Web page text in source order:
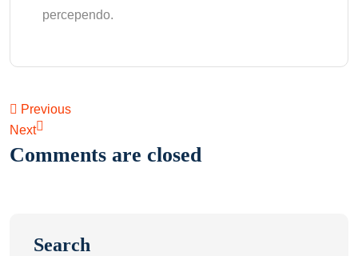
percependo.
Previous
Next
Comments are closed
Search